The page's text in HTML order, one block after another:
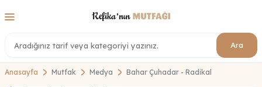
Ara
Anasayfa Mutfak Medya Bahar Çuhadar - Radikal